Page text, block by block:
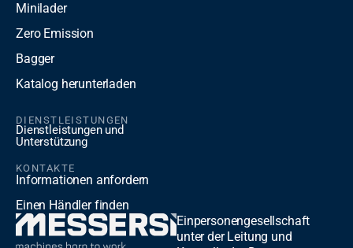
Einpersonengesellschaft
unter der Leitung und
Minilader
Zero Emission
Bagger
Katalog herunterladen
DIENSTLEISTUNGEN
Dienstleistungen und
Unterstützung
KONTAKTE
Informationen anfordern
Einen Händler finden